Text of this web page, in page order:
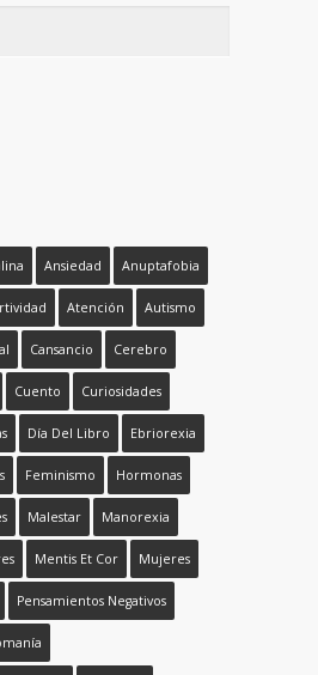
Ansiedad Anuptafobia
Atención Autismo
Cansancio Cerebro
Cuento Curiosidades
Día Del Libro Ebriorexia
Feminismo Hormonas
Malestar Manorexia
Mentis Et Cor Mujeres
Pensamientos Negativos